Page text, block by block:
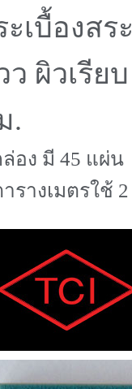
ะเบื้องส
วว ผิวเรี
.
ล่อง มี 45 แผ่น
ารางเมตรใช้